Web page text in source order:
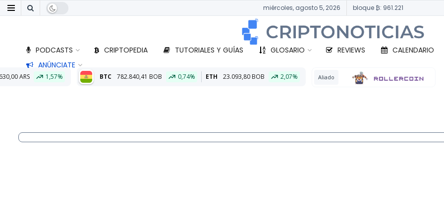
miércoles, agosto 5, 2026 bloque ₿: 961.221
PODCASTS CRIPTOPEDIA TUTORIALES Y GUÍAS GLOSARIO REVIEWS CALENDARIO
ANÚNCIATE
BTC 782.840,41 BOB 0,74% ETH 23.093,80 BOB 2,07% Aliado BTC